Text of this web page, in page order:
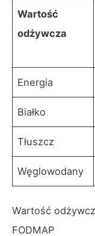
Wartość
odżywcza
Energia
Białko
Tłuszcz
Węglowodany
Wartość
FODMAP